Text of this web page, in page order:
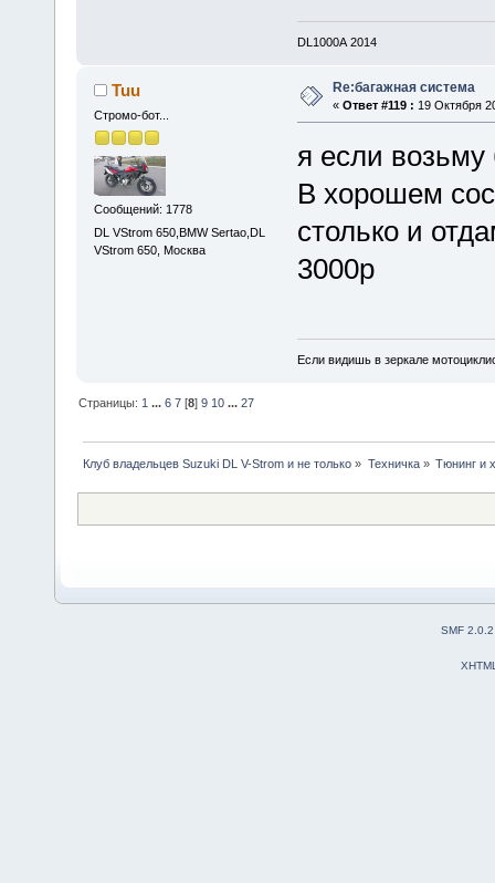
DL1000А 2014
Tuu
Стромо-бот...
Сообщений: 1778
DL VStrom 650,BMW Sertao,DL
VStrom 650, Москва
Re:багажная система
« Ответ #119 : 19 Октября
я если
В хорошем
столько и
3000р
Если видишь в зеркале
Страницы: 1 ...6 7 [8]9 10 ...27
Клуб владельцев Suzuki DL V-Strom и не только » Техничка» Тюнинг и
SMF 2.0.2